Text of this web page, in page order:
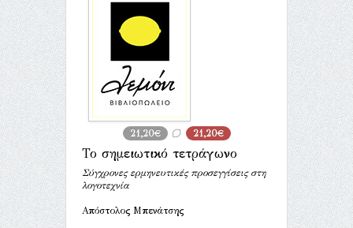
21,20€ 21,20€
Το σημειωτικό τετράγωνο
Σύγχρονες ερμηνευτικές προσεγγίσεις στη
λογοτεχνία
Απόστολος Μπενάτσης